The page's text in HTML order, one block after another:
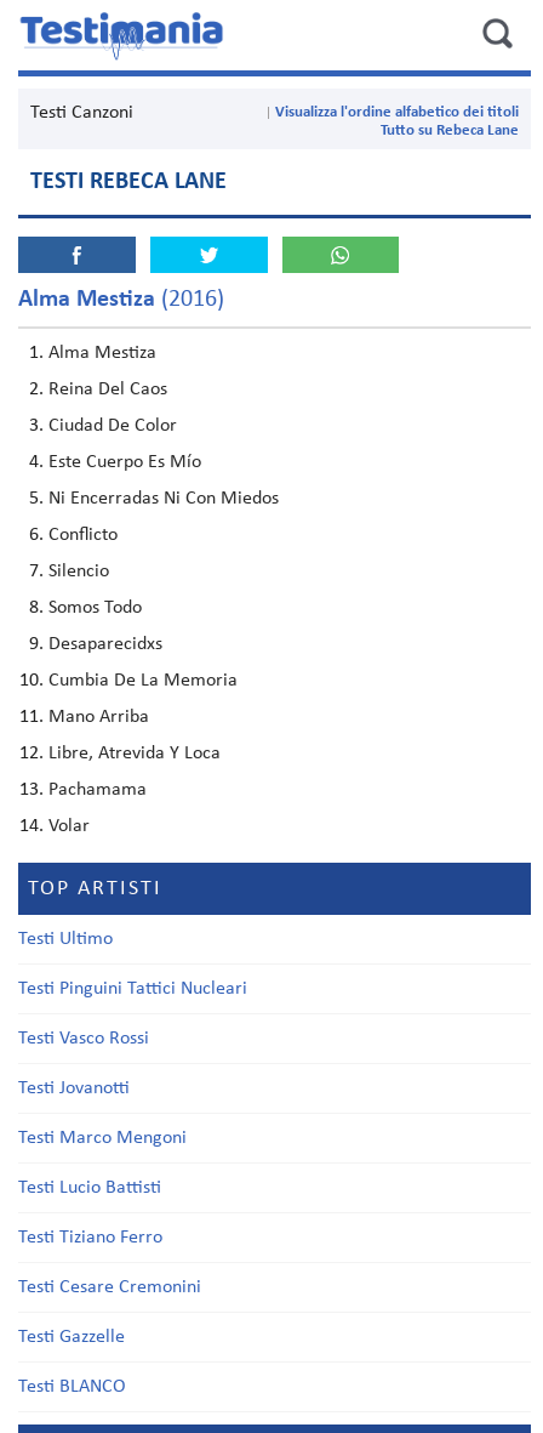
Testi Canzoni
Visualizza l'ordine alfabetico dei titoli
Tutto su Rebeca Lane
TESTI REBECA LANE
Alma Mestiza (2016)
Alma Mestiza
Reina Del Caos
Ciudad De Color
Este Cuerpo Es Mío
Ni Encerradas Ni Con Miedos
Conflicto
Silencio
Somos Todo
Desaparecidxs
Cumbia De La Memoria
Mano Arriba
Libre, Atrevida Y Loca
Pachamama
Volar
TOP ARTISTI
Testi Ultimo
Testi Pinguini Tattici Nucleari
Testi Vasco Rossi
Testi Jovanotti
Testi Marco Mengoni
Testi Lucio Battisti
Testi Tiziano Ferro
Testi Cesare Cremonini
Testi Gazzelle
Testi BLANCO